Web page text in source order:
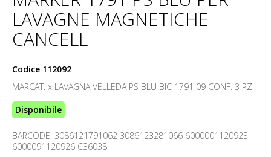
LAVAGNE MAGNETICHE
CANCELL
Codice 112092
MARCAT. x LAVAGNA VELLEDA PS BLU BIC 1791 09 CONF. 3 PZ
Disponibile
BARCODE: 3086121791062 3086123281066 6000001120923
6000091120926 C36038